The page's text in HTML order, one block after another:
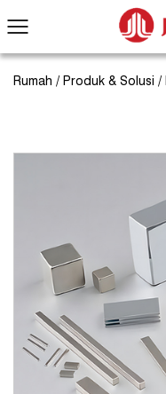
Rumah / Produk & Solusi /